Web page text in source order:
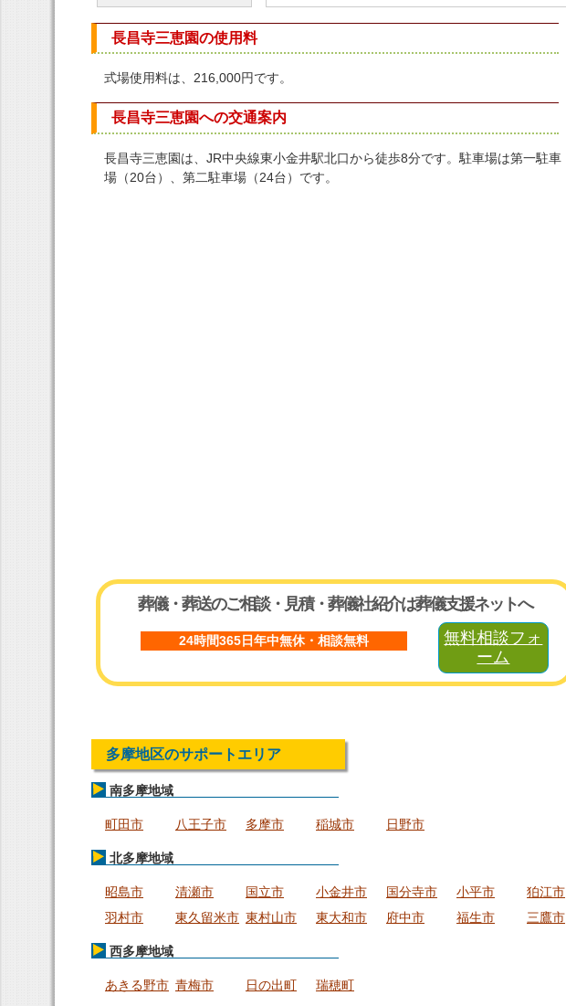
長昌寺三恵園の使用料
式場使用料は、216,000円です。
長昌寺三恵園への交通案内
長昌寺三恵園は、JR中央線東小金井駅北口から徒歩8分です。駐車場は第一駐車
場（20台）、第二駐車場（24台）です。
葬儀・葬送のご相談・見積・葬儀社紹介は葬儀支援ネットへ
24時間365日年中無休・相談無料
無料相談フォ
ーム
多摩地区のサポートエリア
南多摩地域
町田市 八王子市 多摩市 稲城市 日野市
北多摩地域
昭島市 清瀬市 国立市 小金井市 国分寺市 小平市 狛江市
羽村市
東久留米市 東村山市 東大和市 府中市 福生市 三鷹市
西多摩地域
あきる野市 青梅市 日の出町 瑞穂町